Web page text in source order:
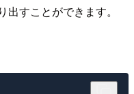
すことができます。